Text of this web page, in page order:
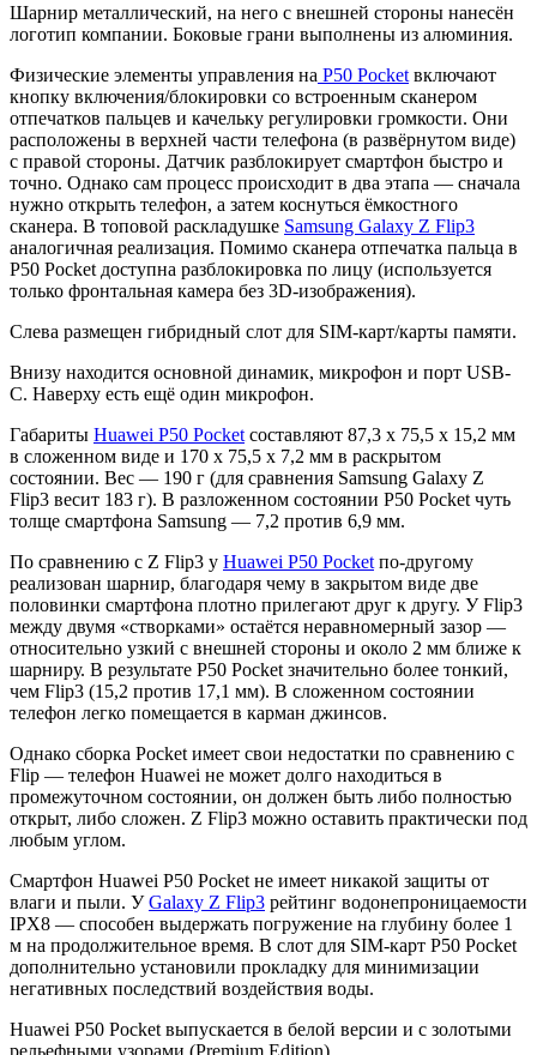
Шарнир металлический, на него с внешней стороны нанесён
логотип компании. Боковые грани выполнены из алюминия.
Физические элементы управления на P50 Pocket включают
кнопку включения/блокировки со встроенным сканером
отпечатков пальцев и качельку регулировки громкости. Они
расположены в верхней части телефона (в развёрнутом виде)
с правой стороны. Датчик разблокирует смартфон быстро и
точно. Однако сам процесс происходит в два этапа — сначала
нужно открыть телефон, а затем коснуться ёмкостного
сканера. В топовой раскладушке Samsung Galaxy Z Flip3
аналогичная реализация. Помимо сканера отпечатка пальца в
P50 Pocket доступна разблокировка по лицу (используется
только фронтальная камера без 3D-изображения).
Слева размещен гибридный слот для SIM-карт/карты памяти.
Внизу находится основной динамик, микрофон и порт USB-
C. Наверху есть ещё один микрофон.
Габариты Huawei P50 Pocket составляют 87,3 x 75,5 x 15,2 мм
в сложенном виде и 170 x 75,5 x 7,2 мм в раскрытом
состоянии. Вес — 190 г (для сравнения Samsung Galaxy Z
Flip3 весит 183 г). В разложенном состоянии P50 Pocket чуть
толще смартфона Samsung — 7,2 против 6,9 мм.
По сравнению с Z Flip3 у Huawei P50 Pocket по-другому
реализован шарнир, благодаря чему в закрытом виде две
половинки смартфона плотно прилегают друг к другу. У Flip3
между двумя «створками» остаётся неравномерный зазор —
относительно узкий с внешней стороны и около 2 мм ближе к
шарниру. В результате P50 Pocket значительно более тонкий,
чем Flip3 (15,2 против 17,1 мм). В сложенном состоянии
телефон легко помещается в карман джинсов.
Однако сборка Pocket имеет свои недостатки по сравнению с
Flip — телефон Huawei не может долго находиться в
промежуточном состоянии, он должен быть либо полностью
открыт, либо сложен. Z Flip3 можно оставить практически под
любым углом.
Смартфон Huawei P50 Pocket не имеет никакой защиты от
влаги и пыли. УGalaxy Z Flip3 рейтинг водонепроницаемости
IPX8 — способен выдержать погружение на глубину более 1
м на продолжительное время. В слот для SIM-карт P50 Pocket
дополнительно установили прокладку для минимизации
негативных последствий воздействия воды.
Huawei P50 Pocket выпускается в белой версии и с золотыми
рельефными узорами (Premium Edition).